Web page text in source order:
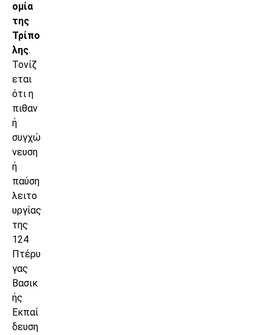
ομία
της
Τρίπο
λης.
Τονίζ
εται
ότι η
πιθαν
ή
συγχώ
νευση
ή
παύση
λειτο
υργίας
της
124
Πτέρυ
γας
Βασικ
ής
Εκπαί
δευση